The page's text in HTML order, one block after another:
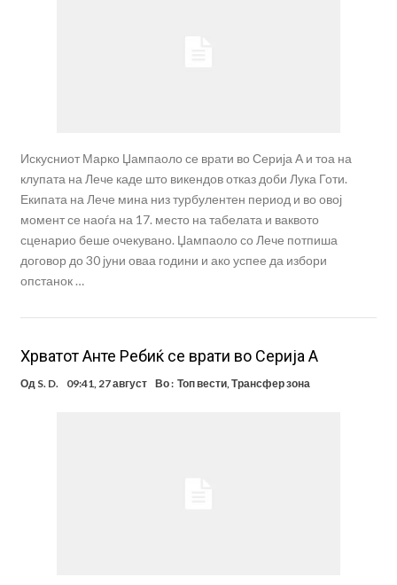
Искусниот Марко Џампаоло се врати во Серија А и тоа на
клупата на Лече каде што викендов отказ доби Лука Готи.
Екипата на Лече мина низ турбулентен период и во овој
момент се наоѓа на 17. место на табелата и ваквото
сценарио беше очекувано. Џампаоло со Лече потпиша
договор до 30 јуни оваа години и ако успее да избори
опстанок …
Хрватот Анте Ребиќ се врати во Серија А
Од S. D. 09:41, 27 август Во : Топ вести,Трансфер зона